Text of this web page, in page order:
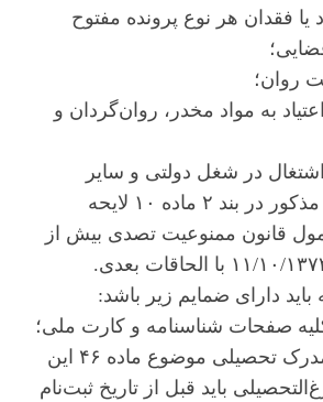
یا فقدان هر نوع پرونده مفتوح
به مواد مخدر، روان‌گردان و
در شغل دولتی و سایر
ارگان‌ها و نهادهای مذکور در بند ۲ ماده ۱۰ لایحه
قانون ممنوعیت تصدی بیش از
۲- تصویر مصدق مدرک تحصیلی موضوع ماده ۴۶ این
باید قبل از تاریخ ثبت‌نام